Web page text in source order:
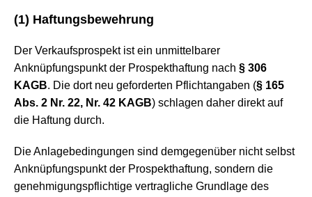
(1) Haftungsbewehrung
Der Verkaufsprospekt ist ein unmittelbarer
Anknüpfungspunkt der Prospekthaftung nach § 306
KAGB. Die dort neu geforderten Pflichtangaben (§ 165
Abs. 2 Nr. 22, Nr. 42 KAGB) schlagen daher direkt auf
die Haftung durch.
Die Anlagebedingungen sind demgegenüber nicht selbst
Anknüpfungspunkt der Prospekthaftung, sondern die
genehmigungspflichtige vertragliche Grundlage des